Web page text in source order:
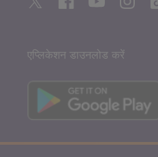
एप्लिकेशन डाउनलोड करें